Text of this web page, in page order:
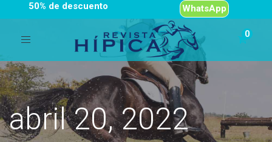
50% de descuento WhatsApp
Toggle
abril 20, 2022